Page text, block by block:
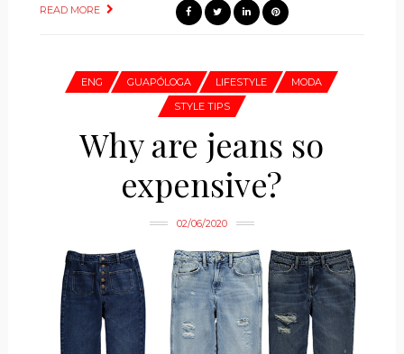
READ MORE
ENG GUAPÓLOGA LIFESTYLE
MODA
STYLE TIPS
Why are jeans so
expensive?
02/06/2020